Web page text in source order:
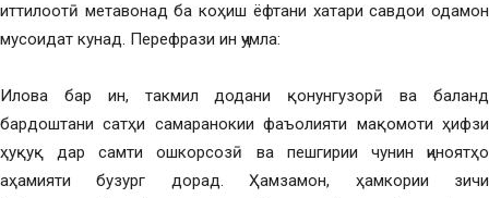
иттилоотӣ метавонад ба коҳиш ёфтани хатари савдои одамон
мусоидат кунад. Перефрази ин ҷумла:
Илова бар ин, такмил додани қонунгузорӣ ва баланд
бардоштани сатҳи самаранокии фаъолияти мақомоти ҳифзи
ҳуқуқ дар самти ошкорсозӣ ва пешгирии чунин ҷиноятҳо
аҳамияти бузург дорад. Ҳамзамон, ҳамкории зичи